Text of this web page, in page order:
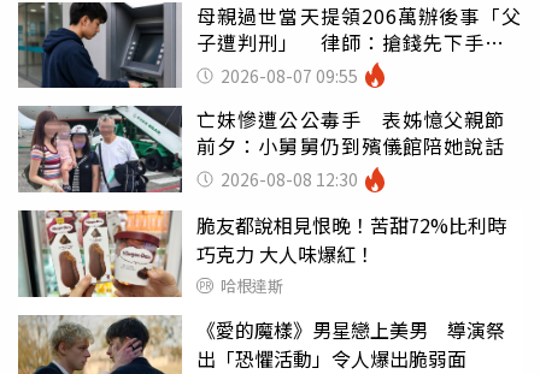
母親過世當天提領206萬辦後事「父
子遭判刑」 律師：搶錢先下手是
罪 2026-08-07 09:55
亡妹慘遭公公毒手 表姊憶父親節
前夕：小舅舅仍到殯儀館陪她說話
2026-08-08 12:30
脆友都說相見恨晚！苦甜72%比利時
巧克力 大人味爆紅！
哈根達斯
《愛的魔樣》男星戀上美男 導演祭
出「恐懼活動」令人爆出脆弱面